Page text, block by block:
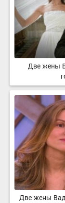
Две жены
Две жены